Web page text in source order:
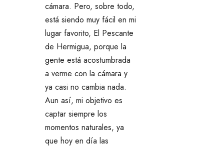
cámara. Pero, sobre todo,
está siendo muy fácil en mi
lugar favorito, El Pescante
de Hermigua, porque la
gente está acostumbrada
a verme con la cámara y
ya casi no cambia nada.
Aun así, mi objetivo es
captar siempre los
momentos naturales, ya
que hoy en día las